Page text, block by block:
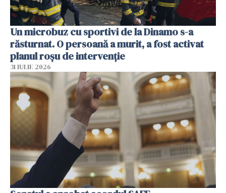
Un microbuz cu sportivi de la Dinamo s-a
răsturnat. O persoană a murit, a fost activat
planul roșu de intervenție
31 IULIE 2026